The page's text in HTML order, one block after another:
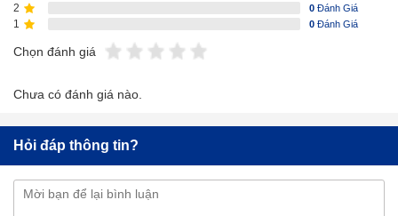
2 0 Đánh Giá
1 0 Đánh Giá
Chọn đánh giá
Chưa có đánh giá nào.
Hỏi đáp thông tin?